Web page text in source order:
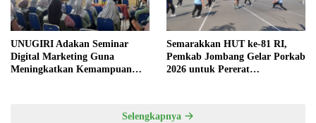
UNUGIRI Adakan Seminar
Digital Marketing Guna
Meningkatkan Kemampuan
Semarakkan HUT ke-81 RI,
Pemkab Jombang Gelar Porkab
2026 untuk Pererat
Selengkapnya